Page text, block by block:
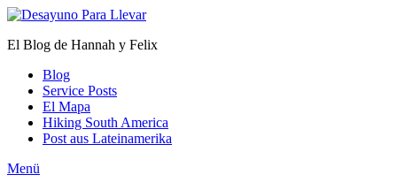
Zum
springen
El Blog de Hannah y Felix
Blog
Service Posts
El Mapa
Hiking South America
Post aus Lateinamerika
Menü